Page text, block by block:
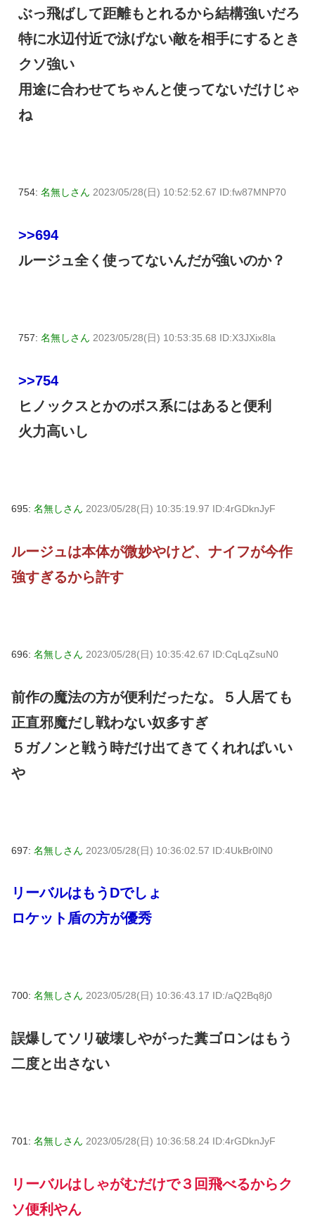
ぶっ飛ばして距離もとれるから結構強いだろ
特に水辺付近で泳げない敵を相手にするとき
クソ強い
用途に合わせてちゃんと使ってないだけじゃ
ね
754: 名無しさん 2023/05/28(日) 10:52:52.67 ID:fw87MNP70
>>694
ルージュ全く使ってないんだが強いのか？
757: 名無しさん 2023/05/28(日) 10:53:35.68 ID:X3JXix8la
>>754
ヒノックスとかのボス系にはあると便利
火力高いし
695: 名無しさん 2023/05/28(日) 10:35:19.97 ID:4rGDknJyF
ルージュは本体が微妙やけど、ナイフが今作
強すぎるから許す
696: 名無しさん 2023/05/28(日) 10:35:42.67 ID:CqLqZsuN0
前作の魔法の方が便利だったな。５人居ても
正直邪魔だし戦わない奴多すぎ
５ガノンと戦う時だけ出てきてくれればいい
や
697: 名無しさん 2023/05/28(日) 10:36:02.57 ID:4UkBr0lN0
リーバルはもうDでしょ
ロケット盾の方が優秀
700: 名無しさん 2023/05/28(日) 10:36:43.17 ID:/aQ2Bq8j0
誤爆してソリ破壊しやがった糞ゴロンはもう
二度と出さない
701: 名無しさん 2023/05/28(日) 10:36:58.24 ID:4rGDknJyF
リーバルはしゃがむだけで３回飛べるからク
ソ便利やん